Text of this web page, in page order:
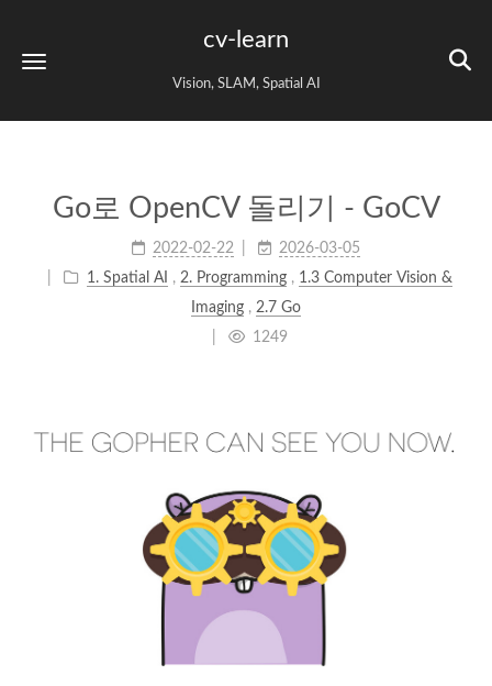
cv-learn
Vision, SLAM, Spatial AI
Go로 OpenCV 돌리기 - GoCV
2022-02-22
2026-03-05
1. Spatial AI , 2. Programming , 1.3 Computer Vision &
Imaging , 2.7 Go
1249